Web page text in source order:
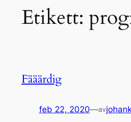
Etikett:
Fääärdig
feb 22, 2020—av